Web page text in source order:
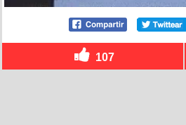
107